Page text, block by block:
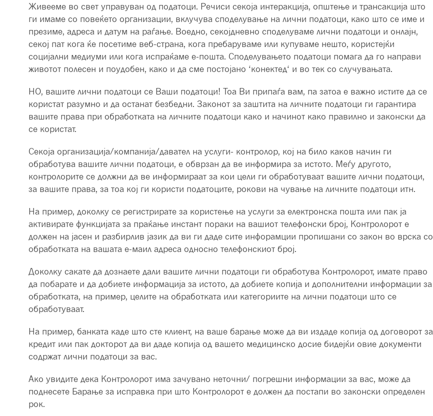
Живееме во свет управуван од податоци. Речиси секоја интеракција, општење и трансакција што
ги имаме со повеќето организации, вклучува споделување на лични податоци, како што се име и
презиме, адреса и датум на раѓање. Воедно, секојдневно споделуваме лични податоци и онлајн,
секој пат кога ќе посетиме веб-страна, кога пребаруваме или купуваме нешто, користејќи
социјални медиуми или кога испраќаме е-пошта. Споделувањето податоци помага да го направи
животот полесен и поудобен, како и да сме постојано ‘конектед‘ и во тек со случувањата.
НО, вашите лични податоци се Ваши податоци! Тоа Ви припаѓа вам, па затоа е важно истите да се
користат разумно и да останат безбедни. Законот за заштита на личните податоци ги гарантира
вашите права при обработката на личните податоци како и начинот како правилно и законски да
се користат.
Секоја организација/компанија/давател на услуги- контролор, кој на било каков начин ги
обработува вашите лични податоци, е обврзан да ве информира за истото. Меѓу другото,
контролорите се должни да ве информираат за кои цели ги обработуваат вашите лични податоци,
за вашите права, за тоа кој ги користи податоците, рокови на чување на личните податоци итн.
На пример, доколку се регистрирате за користење на услуги за електронска пошта или пак ја
активирате функцијата за праќање инстант пораки на вашиот телефонски број, Контролорот е
должен на јасен и разбирлив јазик да ви ги даде сите инфорамции пропишани со закон во врска со
обработката на вашата е-маил адреса односно телефонскиот број.
Доколку сакате да дознаете дали вашите лични податоци ги обработува Контролорот, имате право
да побарате и да добиете информација за истото, да добиете копија и дополнителни информации за
обработката, на пример, целите на обработката или категориите на лични податоци што се
обработуваат.
На пример, банката каде што сте клиент, на ваше барање може да ви издаде копија од договорот за
кредит или пак докторот да ви даде копија од вашето медицинско досие бидејќи овие документи
содржат лични податоци за вас.
Ако увидите дека Контролорот има зачувано неточни/ погрешни информации за вас, може да
поднесете Барање за исправка при што Контролорот е должен да постапи во законски определен
рок.